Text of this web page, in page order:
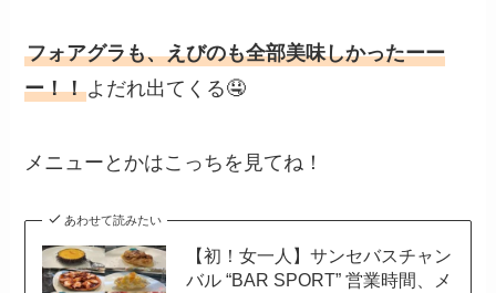
フォアグラも、えびのも全部美味しかったーー
ー！！よだれ出てくる🤤
メニューとかはこっちを見てね！
あわせて読みたい
【初！女一人】サンセバスチャン
バル “BAR SPORT” 営業時間、メ